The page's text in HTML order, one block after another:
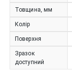
Товщина, мм
Колір
Поверхня
Зразок
доступний